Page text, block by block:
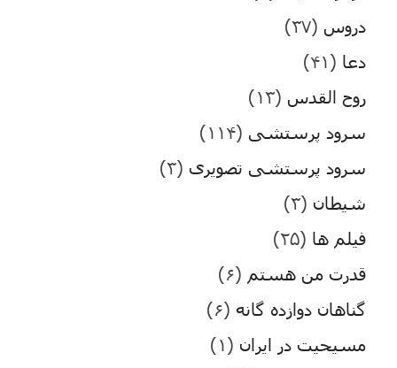
دروس (۳۷)
دعا (۴۱)
روح القدس (۱۳)
سرود پرستشی (۱۱۴)
سرود پرستشی تصویری (۳)
شیطان (۳)
فیلم ها (۲۵)
قدرت من هستم (۶)
گناهان دوازده گانه (۶)
مسیحیت در ایران (۱)